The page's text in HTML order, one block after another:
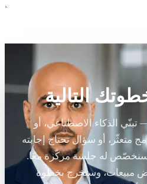
التالية
الذكاء الاصطناعي، أو
متعثّر، أو سؤال تحتاج إجابته
له جلسة مركّزة معًا.
مبيعات، وستخرج بخطوة